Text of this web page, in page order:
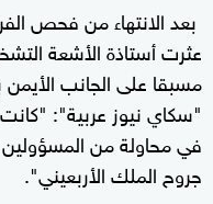
بعد الانتهاء من فحص
عثرت أستاذة الأشعة
مسبقا على الجانب الأيمن
"سكاي نيوز عربية":
في محاولة من
جروح الملك الأربعيني".